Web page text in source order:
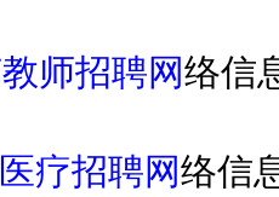
师招聘网络信
疗招聘网络信